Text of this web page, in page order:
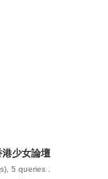
港少女論壇
5 queries .